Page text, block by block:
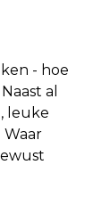
- hoe
al
leuke
Waar